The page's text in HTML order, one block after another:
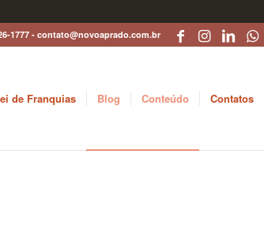
1777 - contato@novoaprado.com.br
de Franquias Blog Conteúdo Contatos